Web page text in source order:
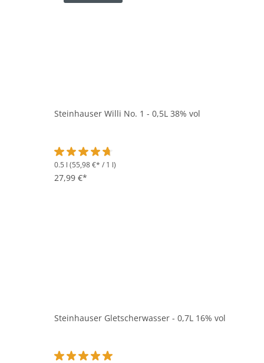
Steinhauser Willi No. 1 - 0,5L 38% vol
Durchschnittliche Bewertung von 4.7 von 5 Sternen
0.5 l (55,98 €* / 1 l)
27,99 €*
Steinhauser Gletscherwasser - 0,7L 16% vol